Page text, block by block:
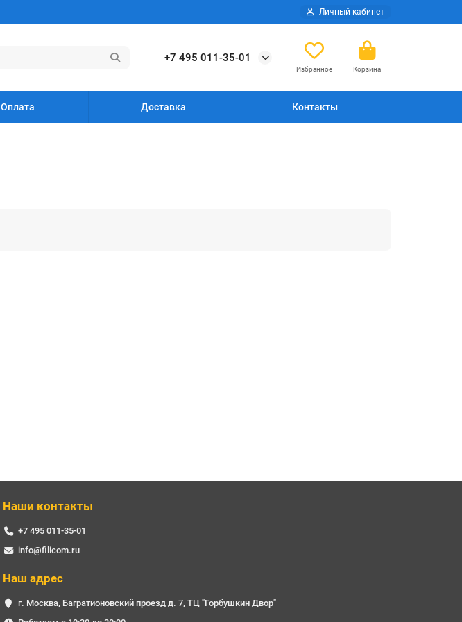
Личный кабинет
+7 495 011-35-01
Избранное Корзина
Оплата Доставка Контакты
Наши контакты
+7 495 011-35-01
info@filicom.ru
Наш адрес
г. Москва, Багратионовский проезд д. 7, ТЦ "Горбушкин Двор"